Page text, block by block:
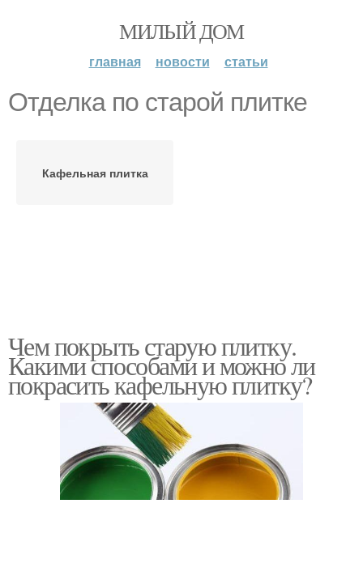
МИЛЫЙ ДОМ
главная новости статьи
Отделка по старой плитке
Кафельная плитка
Чем покрыть старую плитку.
Какими способами и можно ли
покрасить кафельную плитку?